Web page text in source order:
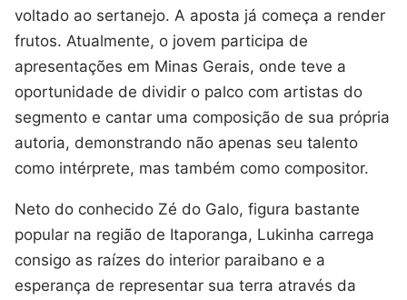
voltado ao sertanejo. A aposta já começa a render
frutos. Atualmente, o jovem participa de
apresentações em Minas Gerais, onde teve a
oportunidade de dividir o palco com artistas do
segmento e cantar uma composição de sua própria
autoria, demonstrando não apenas seu talento
como intérprete, mas também como compositor.
Neto do conhecido Zé do Galo, figura bastante
popular na região de Itaporanga, Lukinha carrega
consigo as raízes do interior paraibano e a
esperança de representar sua terra através da